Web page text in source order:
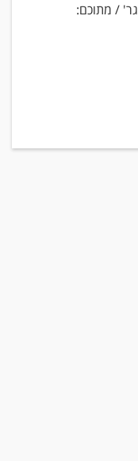
אנרגיה 488 קל' / סך השומנים 17 גר' / מתוכם: